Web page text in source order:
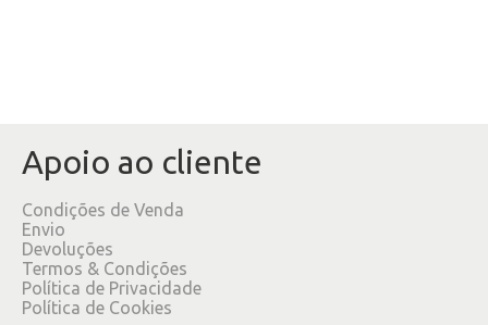
Apoio ao cliente
Condições de Venda
Envio
Devoluções
Termos & Condições
Política de Privacidade
Política de Cookies